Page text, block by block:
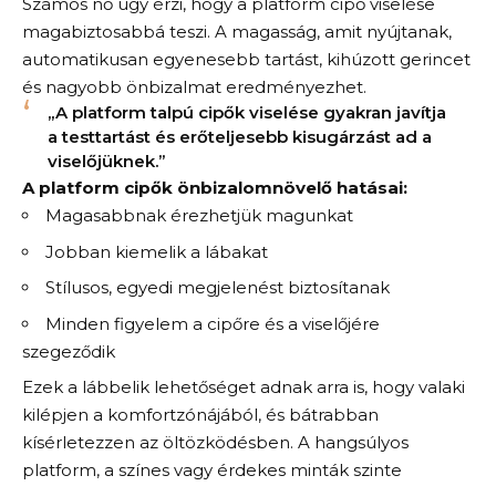
Számos nő úgy érzi, hogy a platform cipő viselése
magabiztosabbá teszi. A magasság, amit nyújtanak,
automatikusan egyenesebb tartást, kihúzott gerincet
és nagyobb önbizalmat eredményezhet.
„A platform talpú cipők viselése gyakran javítja
a testtartást és erőteljesebb kisugárzást ad a
viselőjüknek.”
A platform cipők önbizalomnövelő hatásai:
Magasabbnak érezhetjük magunkat
Jobban kiemelik a lábakat
Stílusos, egyedi megjelenést biztosítanak
Minden figyelem a cipőre és a viselőjére
szegeződik
Ezek a lábbelik lehetőséget adnak arra is, hogy valaki
kilépjen a komfortzónájából, és bátrabban
kísérletezzen az öltözködésben. A hangsúlyos
platform, a színes vagy érdekes minták szinte